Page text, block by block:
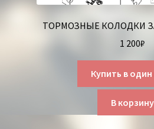
ТОРМОЗНЫЕ КОЛОДКИ
1 200₽
Купить в один
В корзину